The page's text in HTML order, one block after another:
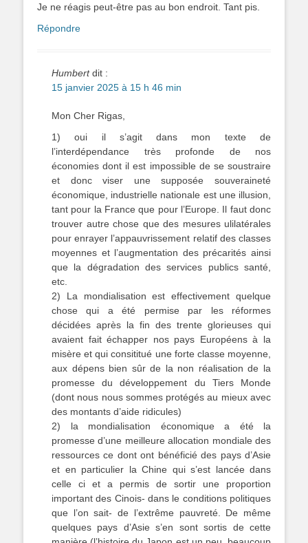
Je ne réagis peut-être pas au bon endroit. Tant pis.
Répondre
Humbert dit :
15 janvier 2025 à 15 h 46 min
Mon Cher Rigas,
1) oui il s’agit dans mon texte de
l’interdépendance très profonde de nos
économies dont il est impossible de se soustraire
et donc viser une supposée souveraineté
économique, industrielle nationale est une illusion,
tant pour la France que pour l’Europe. Il faut donc
trouver autre chose que des mesures ulilatérales
pour enrayer l’appauvrissement relatif des classes
moyennes et l’augmentation des précarités ainsi
que la dégradation des services publics santé,
etc.
2) La mondialisation est effectivement quelque
chose qui a été permise par les réformes
décidées après la fin des trente glorieuses qui
avaient fait échapper nos pays Européens à la
misère et qui consititué une forte classe moyenne,
aux dépens bien sûr de la non réalisation de la
promesse du développement du Tiers Monde
(dont nous nous sommes protégés au mieux avec
des montants d’aide ridicules)
2) la mondialisation économique a été la
promesse d’une meilleure allocation mondiale des
ressources ce dont ont bénéficié des pays d’Asie
et en particulier la Chine qui s’est lancée dans
celle ci et a permis de sortir une proportion
important des Cinois- dans le conditions politiques
que l’on sait- de l’extrême pauvreté. De même
quelques pays d’Asie s’en sont sortis de cette